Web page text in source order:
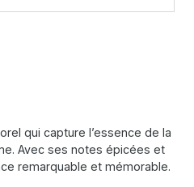
qui capture l’essence de la
Avec ses notes épicées et
remarquable et mémorable.